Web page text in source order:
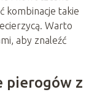
kombinacje takie
Warto
aby znaleźć
pierogów z